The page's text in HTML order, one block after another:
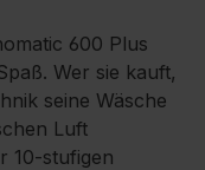
600 Plus
Wer sie kauft,
seine Wäsche
Luft
10-stufigen